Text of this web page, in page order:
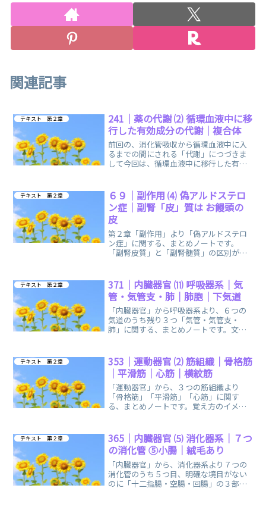
関連記事
テキスト 第２章
241｜薬の代謝 ⑵ 循環血液中に移
行した有効成分の代謝｜複合体
前回の、消化管吸収から循環血液中に入
るまでの間にされる「代謝」につづきま
して今回は、循環血液中に移行した有効
テキスト 第２章
６９｜副作用 ⑷ 偽アルドステロ
ン症｜副腎「皮」質は お饅頭の
皮
第２章「副作用」より「偽アルドステロ
ン症」に関する、まとめノートです。
「副腎皮質」と「副腎髄質」の区別がで
テキスト 第２章
371｜内臓器官 ⑾ 呼吸器系｜気
管・気管支・肺｜肺胞｜下気道
「内臓器官」から呼吸器系より、６つの
気道のうち残り３つ「気管・気管支・
肺」に関する、まとめノートです。文章
テキスト 第２章
353｜運動器官 ⑵ 筋組織｜骨格筋
｜平滑筋｜心筋｜横紋筋
「運動器官」から、３つの筋組織より
「骨格筋」「平滑筋」「心筋」に関す
る、まとめノートです。覚え方のイメー
テキスト 第２章
365｜内臓器官 ⑸ 消化器系｜７つ
の消化管 ⑤小腸｜絨毛あり
「内臓器官」から、消化器系より７つの
消化管のうち５つ目、明確な境目がない
のに「十二指腸・空腸・回腸」の３部分